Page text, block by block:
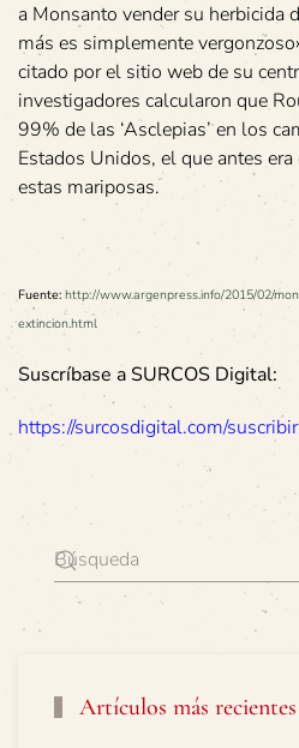
a Monsanto vender su herbicida
más es simplemente
citado por el sitio web de su
investigadores calcularon que
99% de las ‘Asclepias’ en los
Estados Unidos, el que antes
estas mariposas.
Fuente: http://www.argenpress.info/2015/02/
extincion.html
Suscríbase a SURCOS Digital:
https://surcosdigital.com/
Artículos más recientes